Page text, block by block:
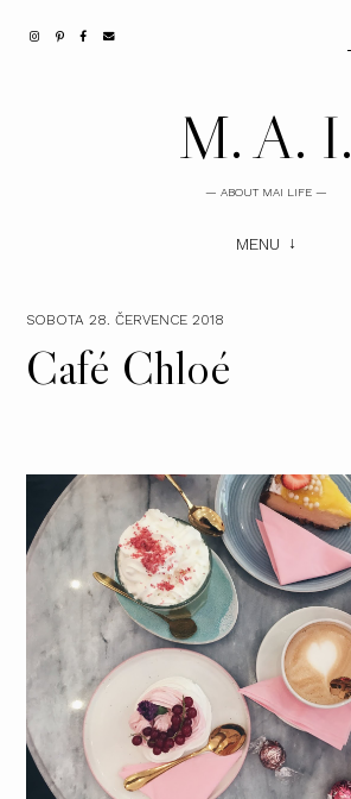
M. A. I.
— ABOUT MAI LIFE —
MENU
SOBOTA 28. ČERVENCE 2018
Café Chloé